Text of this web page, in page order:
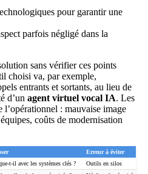
pour garantir une
parfois négligé dans la
sans vérifier ces points
choisi va, par exemple,
entrants et sortants, au lieu de
d’un agent virtuel vocal IA. Les
l’opérationnel : mauvaise image
coûts de modernisation
Erreur à éviter
t-il avec les systèmes clés ?
Outils en silos